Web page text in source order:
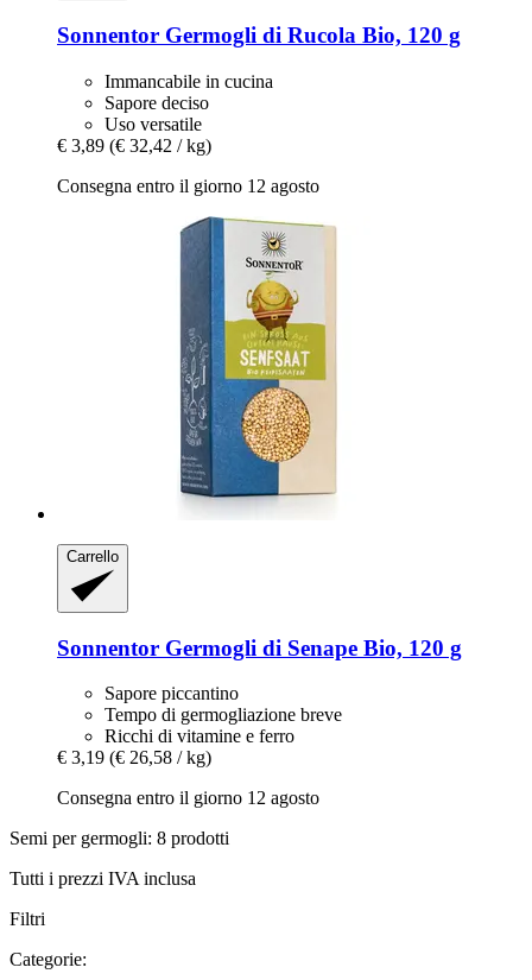
Sonnentor Germogli di Rucola Bio, 120 g
Immancabile in cucina
Sapore deciso
Uso versatile
€ 3,89 (€ 32,42 / kg)
Consegna entro il giorno 12 agosto
Carrello
Sonnentor Germogli di Senape Bio, 120 g
Sapore piccantino
Tempo di germogliazione breve
Ricchi di vitamine e ferro
€ 3,19 (€ 26,58 / kg)
Consegna entro il giorno 12 agosto
Semi per germogli: 8 prodotti
Tutti i prezzi IVA inclusa
Filtri
Categorie: